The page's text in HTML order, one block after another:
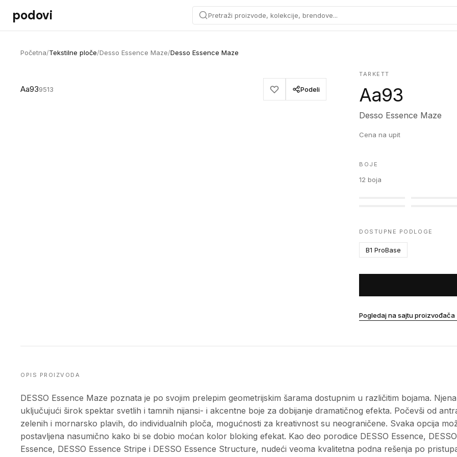
Preskoči na sadržaj
podovi Pretraži proizvode, kolekcije, brendove...
Početna/Tekstilne ploče/Desso Essence Maze/Desso Essence Maze
Aa939513 Podeli
TARKETT
Aa93
Desso Essence Maze
Cena na upit
BOJE
12 boja
DOSTUPNE PODLOGE
B1 ProBase
Pogledaj na sajtu proizvođača
OPIS PROIZVODA
DESSO Essence Maze poznata je po svojim prelepim geometrijskim šarama dostupnim u različitim bojama.
uključujući širok spektar svetlih i tamnih nijansi- i akcentne boje za dobijanje dramatičnog efekta. Počevši od
zelenih i mornarsko plavih, do individualnih ploča, mogućnosti za kreativnost su neograničene. Svaka opcija
postavljena nasumično kako bi se dobio moćan kolor bloking efekat. Kao deo porodice DESSO Essence,
Essence, DESSO Essence Stripe i DESSO Essence Structure, nudeći veoma kvalitetna podna rešenja po